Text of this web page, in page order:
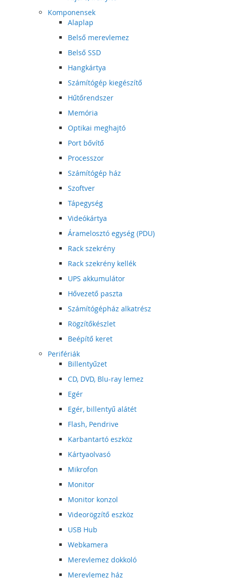
Komponensek
Alaplap
Belső merevlemez
Belső SSD
Hangkártya
Számítógép kiegészítő
Hűtőrendszer
Memória
Optikai meghajtó
Port bővítő
Processzor
Számítógép ház
Szoftver
Tápegység
Videókártya
Áramelosztó egység (PDU)
Rack szekrény
Rack szekrény kellék
UPS akkumulátor
Hővezető paszta
Számítógépház alkatrész
Rögzítőkészlet
Beépítő keret
Perifériák
Billentyűzet
CD, DVD, Blu-ray lemez
Egér
Egér, billentyű alátét
Flash, Pendrive
Karbantartó eszköz
Kártyaolvasó
Mikrofon
Monitor
Monitor konzol
Videorögzítő eszköz
USB Hub
Webkamera
Merevlemez dokkoló
Merevlemez ház